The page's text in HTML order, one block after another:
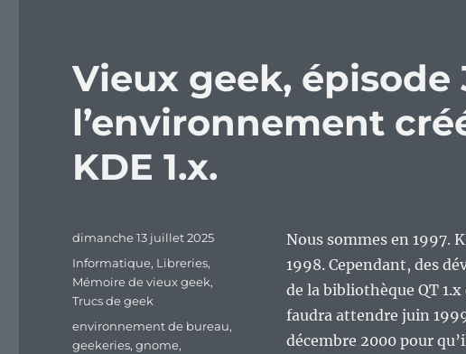
Vieux geek, épisode
l’environnement
KDE 1.x.
Nous sommes en 1997.
1998. Cependant, des
de la bibliothèque QT
faudra attendre juin
décembre 2000 pour
Publié
dimanche 13 juillet 2025
Catégories
Informatique, Libreries,
Mémoire de vieux geek,
Trucs de geek
Étiquettes
environnement de bureau,
geekeries,gnome,